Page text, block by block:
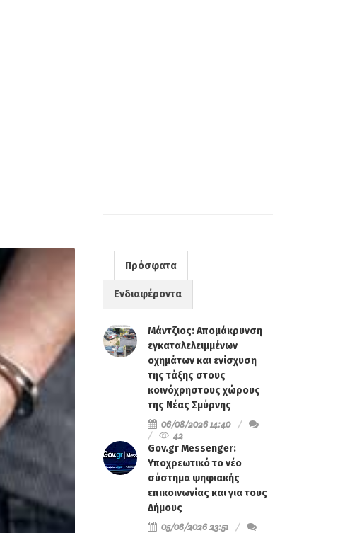
Πρόσφατα
Ενδιαφέροντα
Μάντζιος: Απομάκρυνση
εγκαταλελειμμένων
οχημάτων και ενίσχυση
της τάξης στους
κοινόχρηστους χώρους
της Νέας Σμύρνης
06/08/2026 14:40
42
Gov.gr Messenger:
Υποχρεωτικό το νέο
σύστημα ψηφιακής
επικοινωνίας και για τους
Δήμους
05/08/2026 23:51